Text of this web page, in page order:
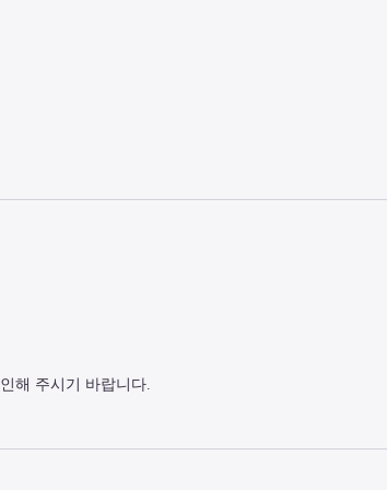
해 주시기 바랍니다.